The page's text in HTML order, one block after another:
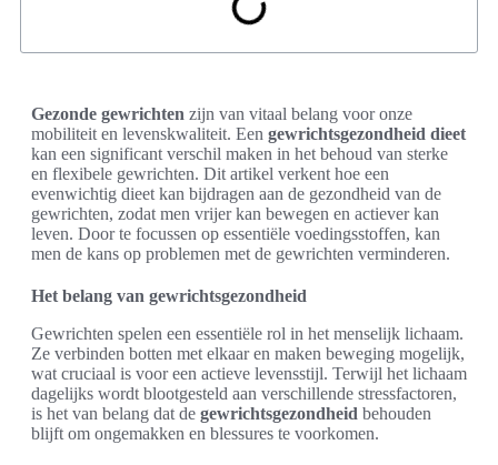
Gezonde gewrichten zijn van vitaal belang voor onze
mobiliteit en levenskwaliteit. Een gewrichtsgezondheid dieet
kan een significant verschil maken in het behoud van sterke
en flexibele gewrichten. Dit artikel verkent hoe een
evenwichtig dieet kan bijdragen aan de gezondheid van de
gewrichten, zodat men vrijer kan bewegen en actiever kan
leven. Door te focussen op essentiële voedingsstoffen, kan
men de kans op problemen met de gewrichten verminderen.
Het belang van gewrichtsgezondheid
Gewrichten spelen een essentiële rol in het menselijk lichaam.
Ze verbinden botten met elkaar en maken beweging mogelijk,
wat cruciaal is voor een actieve levensstijl. Terwijl het lichaam
dagelijks wordt blootgesteld aan verschillende stressfactoren,
is het van belang dat de gewrichtsgezondheid behouden
blijft om ongemakken en blessures te voorkomen.